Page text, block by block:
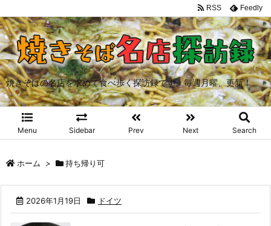
焼きそばの名店を求めて食べ歩く探訪録です。毎週月曜、更新！
Menu Sidebar Prev Next Search
RSS Feedly
ホーム > 持ち帰り可
2026年1月19日 ドイツ